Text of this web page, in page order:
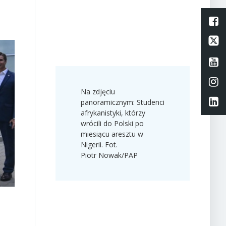
Na zdjęciu
panoramicznym: Studenci
afrykanistyki, którzy
wrócili do Polski po
miesiącu aresztu w
Nigerii. Fot.
Piotr Nowak/PAP